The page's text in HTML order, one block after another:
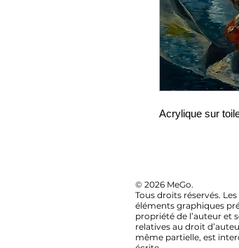
Acrylique sur
© 2026 MeGo.
Tous droits réservés.
éléments graphiques
propriété de l’auteur et
relatives au droit
même partielle, est